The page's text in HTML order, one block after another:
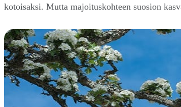
kotoisaksi. Mutta majoituskohteen suosion